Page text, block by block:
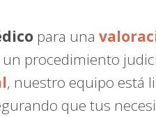
para una
procedimiento
, nuestro equipo está
que tus